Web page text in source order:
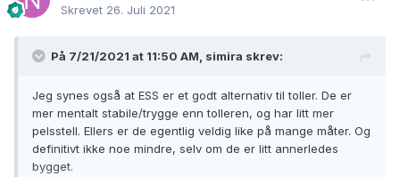
Skrevet 26. Juli 2021
På 7/21/2021 at 11:50 AM, simira skrev:
Jeg synes også at ESS er et godt alternativ til toller. De er
mer mentalt stabile/trygge enn tolleren, og har litt mer
pelsstell. Ellers er de egentlig veldig like på mange måter. Og
definitivt ikke noe mindre, selv om de er litt annerledes
bygget.